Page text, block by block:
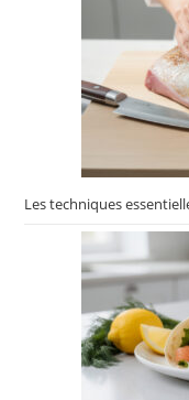
Les techniques